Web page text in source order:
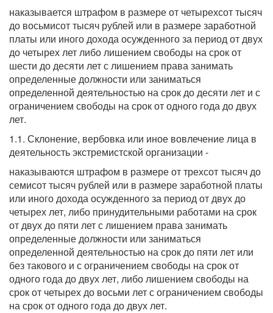
наказывается штрафом в размере от четырехсот тысяч
до восьмисот тысяч рублей или в размере заработной
платы или иного дохода осужденного за период от двух
до четырех лет либо лишением свободы на срок от
шести до десяти лет с лишением права занимать
определенные должности или заниматься
определенной деятельностью на срок до десяти лет и с
ограничением свободы на срок от одного года до двух
лет.
1.1. Склонение, вербовка или иное вовлечение лица в
деятельность экстремистской организации -
наказываются штрафом в размере от трехсот тысяч до
семисот тысяч рублей или в размере заработной платы
или иного дохода осужденного за период от двух до
четырех лет, либо принудительными работами на срок
от двух до пяти лет с лишением права занимать
определенные должности или заниматься
определенной деятельностью на срок до пяти лет или
без такового и с ограничением свободы на срок от
одного года до двух лет, либо лишением свободы на
срок от четырех до восьми лет с ограничением свободы
на срок от одного года до двух лет.